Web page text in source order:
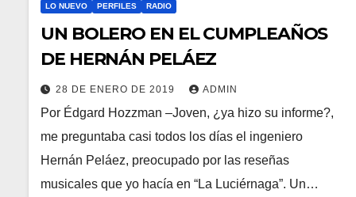
LO NUEVO PERFILES RADIO
UN BOLERO EN EL CUMPLEAÑOS
DE HERNÁN PELÁEZ
28 DE ENERO DE 2019 ADMIN
Por Édgard Hozzman –Joven, ¿ya hizo su informe?,
me preguntaba casi todos los días el ingeniero
Hernán Peláez, preocupado por las reseñas
musicales que yo hacía en “La Luciérnaga”. Un…